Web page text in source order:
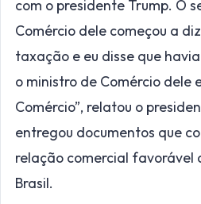
com o presidente Trump. O
Comércio dele começou a
taxação e eu disse que
o ministro de Comércio dele
Comércio”, relatou o
entregou documentos que
relação comercial favorável
Brasil.